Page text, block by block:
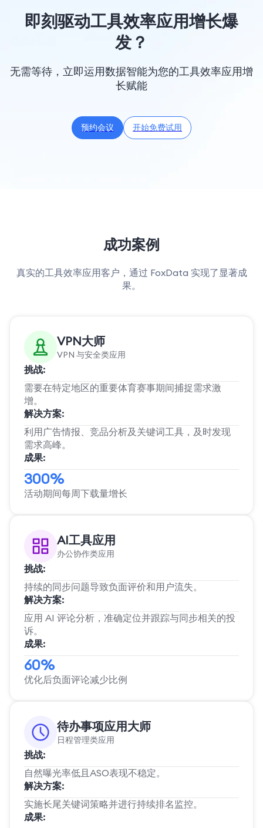
即刻驱动工具效率应用增长爆
发？
无需等待，立即运用数据智能为您的工具效率应用增
长赋能
预约会议 开始免费试用
成功案例
真实的工具效率应用客户，通过 FoxData 实现了显著成
果。
VPN大师
VPN 与安全类应用
挑战:
需要在特定地区的重要体育赛事期间捕捉需求激
增。
解决方案:
利用广告情报、竞品分析及关键词工具，及时发现
需求高峰。
成果:
300%
活动期间每周下载量增长
AI工具应用
办公协作类应用
挑战:
持续的同步问题导致负面评价和用户流失。
解决方案:
应用 AI 评论分析，准确定位并跟踪与同步相关的投
诉。
成果:
60%
优化后负面评论减少比例
待办事项应用大师
日程管理类应用
挑战:
自然曝光率低且ASO表现不稳定。
解决方案:
实施长尾关键词策略并进行持续排名监控。
成果: